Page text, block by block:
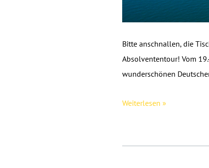
Bitte anschnallen, die
Absolvententour! Vom
wunderschönen
Absolvententour
jetzt
Weiterlesen »